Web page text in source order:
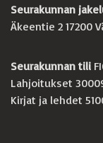
Seurakunnan
Äkeentie 2 17200
Seurakunnan tili
Lahjoitukset
Kirjat ja lehdet